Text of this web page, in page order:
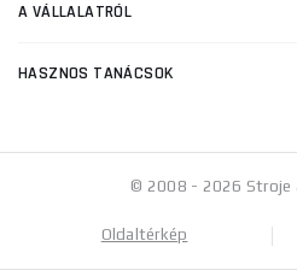
A VÁLLALATRÓL
HASZNOS TANÁCSOK
© 2008 - 2026 Stroje
Oldaltérkép